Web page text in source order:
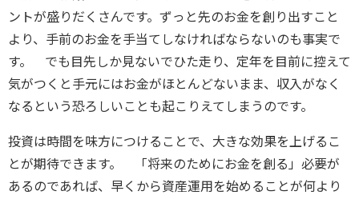
ントが盛りだくさんです。ずっと先のお金を創り出すこと
より、手前のお金を手当てしなければならないのも事実で
す。 でも目先しか見ないでひた走り、定年を目前に控えて
気がつくと手元にはお金がほとんどないまま、収入がなく
なるという恐ろしいことも起こりえてしまうのです。
投資は時間を味方につけることで、大きな効果を上げるこ
とが期待できます。 「将来のためにお金を創る」必要が
あるのであれば、早くから資産運用を始めることが何より